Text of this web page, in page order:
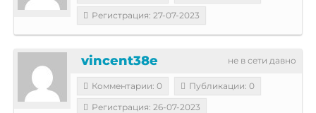
Регистрация: 27-07-2023
не в сети давно
vincent38e
Комментарии: 0
Публикации: 0
Регистрация: 26-07-2023